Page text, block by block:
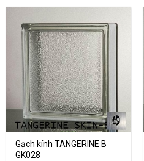
Gạch kính TANGERINE B
GK028